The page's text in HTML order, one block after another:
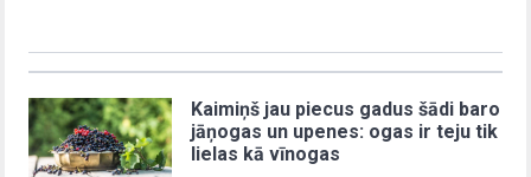
Kaimiņš jau piecus gadus šādi baro
jāņogas un upenes: ogas ir teju tik
lielas kā vīnogas